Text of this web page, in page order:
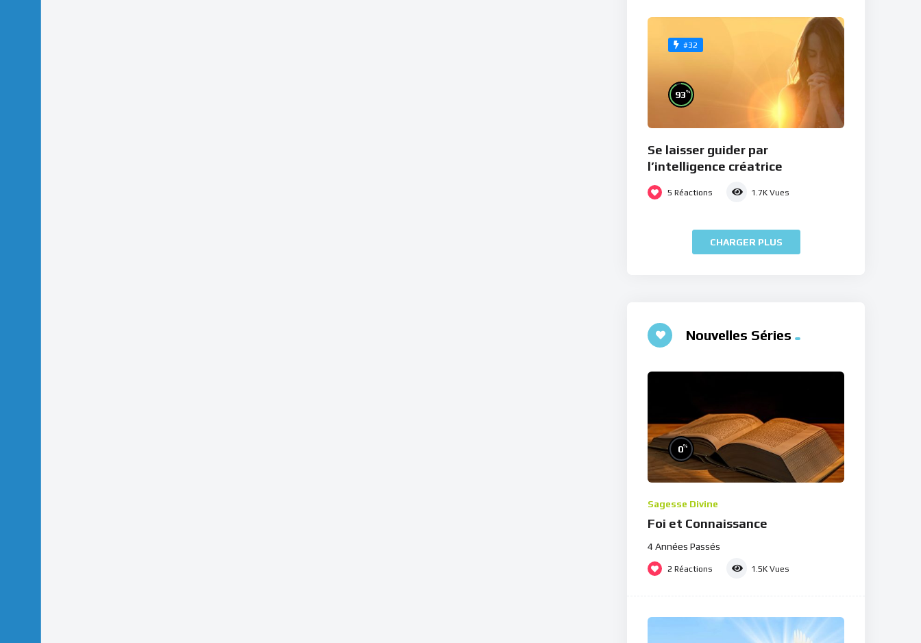
#32
93%
Se laisser guider par
l’intelligence créatrice
5 Réactions 1.7K Vues
CHARGER PLUS
Nouvelles Séries
0%
Sagesse Divine
Foi et Connaissance
4 Années Passés
2 Réactions 1.5K Vues